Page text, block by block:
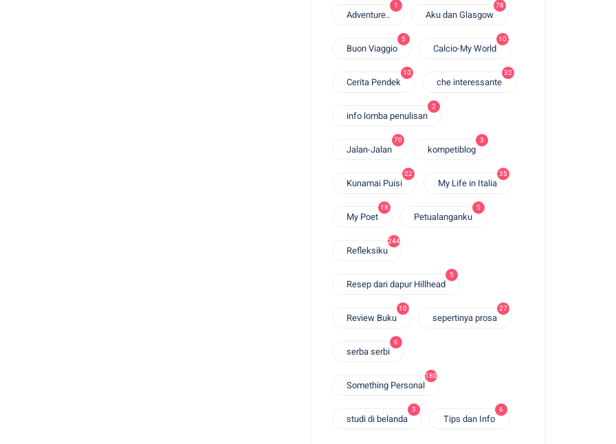
Adventure..
1
Aku dan Glasgow
78
Buon Viaggio
5
Calcio-My World
10
Cerita Pendek
10
che interessante
32
info lomba penulisan
2
Jalan-Jalan
70
kompetiblog
3
Kunamai Puisi
22
My Life in Italia
35
My Poet
18
Petualanganku
5
Refleksiku
244
Resep dari dapur Hillhead
5
Review Buku
10
sepertinya prosa
27
serba serbi
6
Something Personal
180
studi di belanda
3
Tips dan Info
6